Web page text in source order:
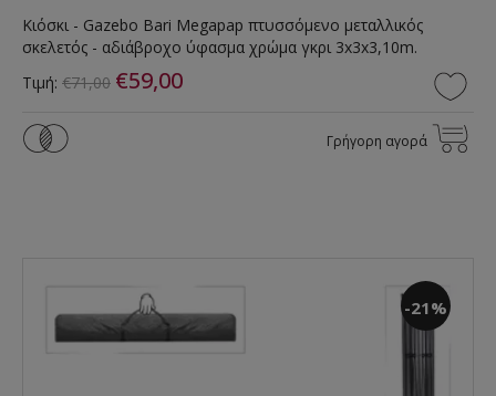
Κιόσκι - Gazebo Bari Megapap πτυσσόμενο μεταλλικός
σκελετός - αδιάβροχο ύφασμα χρώμα γκρι 3x3x3,10m.
Τιμή: €71,00 €59,00
Γρήγορη αγορά
-21%